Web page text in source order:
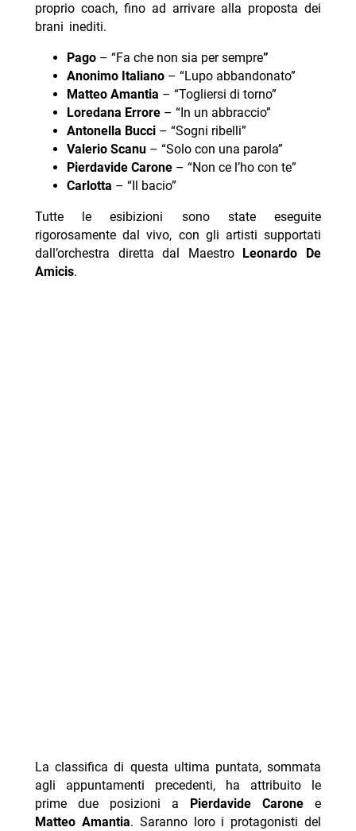
proprio coach, fino ad arrivare alla proposta dei
brani inediti.
Pago – “Fa che non sia per sempre”
Anonimo Italiano– “Lupo abbandonato”
Matteo Amantia – “Togliersi di torno”
Loredana Errore – “In un abbraccio”
Antonella Bucci– “Sogni ribelli”
Valerio Scanu– “Solo con una parola”
Pierdavide Carone – “Non ce l’ho con te”
Carlotta – “Il bacio”
Tutte le esibizioni sono state eseguite
rigorosamente dal vivo, con gli artisti supportati
dall’orchestra diretta dal MaestroLeonardo De
Amicis.
La classifica di questa ultima puntata, sommata
agli appuntamenti precedenti, ha attribuito le
prime due posizioni a
Pierdavide Carone e
Matteo Amantia. Saranno loro i protagonisti del